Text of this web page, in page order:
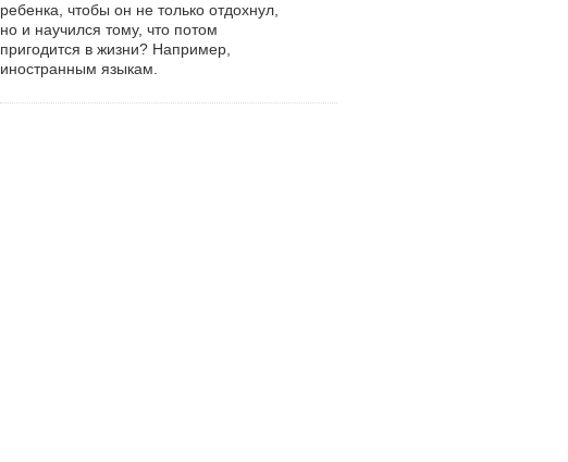
ребенка, чтобы он не только отдохнул,
но и научился тому, что потом
пригодится в жизни? Например,
иностранным языкам.